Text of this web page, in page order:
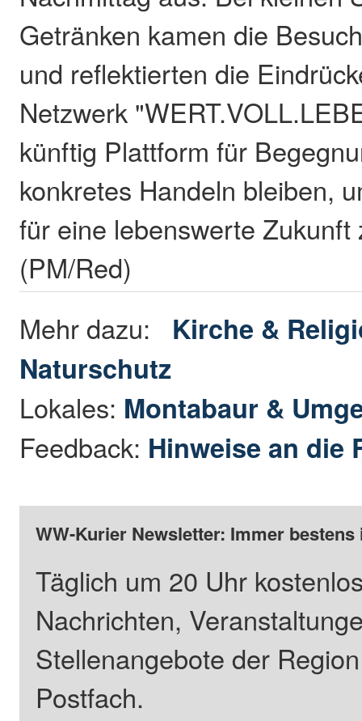
Getränken kamen die
und reflektierten die
Netzwerk
künftig Plattform für
konkretes Handeln bleiben,
für eine lebenswerte
(PM/Red)
Mehr dazu: Kirche &
Naturschutz
Lokales: Montabaur &
Feedback: Hinweise an die
WW-Kurier Newsletter: Immer
Täglich um 20 Uhr
Nachrichten,
Stellenangebote der
Postfach.